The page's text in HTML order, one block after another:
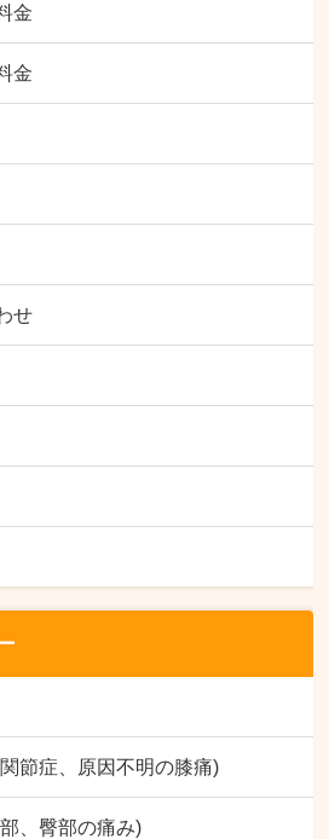
金
金
せ
節症、原因不明の膝痛)
、臀部の痛み)